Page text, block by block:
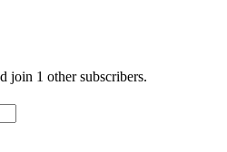
join 1 other subscribers.